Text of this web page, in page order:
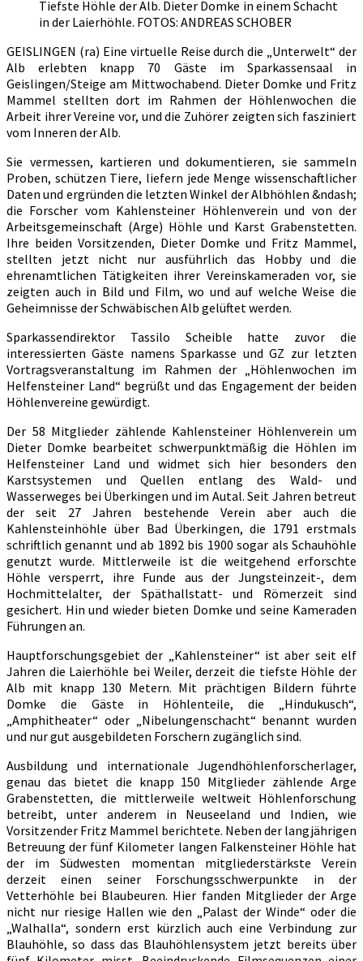
Tiefste Höhle der Alb. Dieter Domke in einem Schacht
in der Laierhöhle. FOTOS: ANDREAS SCHOBER
GEISLINGEN (ra) Eine virtuelle Reise durch die „Unterwelt“ der
Alb erlebten knapp 70 Gäste im Sparkassensaal in
Geislingen/Steige am Mittwochabend. Dieter Domke und Fritz
Mammel stellten dort im Rahmen der Höhlenwochen die
Arbeit ihrer Vereine vor, und die Zuhörer zeigten sich fasziniert
vom Inneren der Alb.
Sie vermessen, kartieren und dokumentieren, sie sammeln
Proben, schützen Tiere, liefern jede Menge wissenschaftlicher
Daten und ergründen die letzten Winkel der Albhöhlen &ndash;
die Forscher vom Kahlensteiner Höhlenverein und von der
Arbeitsgemeinschaft (Arge) Höhle und Karst Grabenstetten.
Ihre beiden Vorsitzenden, Dieter Domke und Fritz Mammel,
stellten jetzt nicht nur ausführlich das Hobby und die
ehrenamtlichen Tätigkeiten ihrer Vereinskameraden vor, sie
zeigten auch in Bild und Film, wo und auf welche Weise die
Geheimnisse der Schwäbischen Alb gelüftet werden.
Sparkassendirektor Tassilo Scheible hatte zuvor die
interessierten Gäste namens Sparkasse und GZ zur letzten
Vortragsveranstaltung im Rahmen der „Höhlenwochen im
Helfensteiner Land“ begrüßt und das Engagement der beiden
Höhlenvereine gewürdigt.
Der 58 Mitglieder zählende Kahlensteiner Höhlenverein um
Dieter Domke bearbeitet schwerpunktmäßig die Höhlen im
Helfensteiner Land und widmet sich hier besonders den
Karstsystemen und Quellen entlang des Wald- und
Wasserweges bei Überkingen und im Autal. Seit Jahren betreut
der seit 27 Jahren bestehende Verein aber auch die
Kahlensteinhöhle über Bad Überkingen, die 1791 erstmals
schriftlich genannt und ab 1892 bis 1900 sogar als Schauhöhle
genutzt wurde. Mittlerweile ist die weitgehend erforschte
Höhle versperrt, ihre Funde aus der Jungsteinzeit-, dem
Hochmittelalter, der Späthallstatt- und Römerzeit sind
gesichert. Hin und wieder bieten Domke und seine Kameraden
Führungen an.
Hauptforschungsgebiet der „Kahlensteiner“ ist aber seit elf
Jahren die Laierhöhle bei Weiler, derzeit die tiefste Höhle der
Alb mit knapp 130 Metern. Mit prächtigen Bildern führte
Domke die Gäste in Höhlenteile, die „Hindukusch“,
„Amphitheater“ oder „Nibelungenschacht“ benannt wurden
und nur gut ausgebildeten Forschern zugänglich sind.
Ausbildung und internationale Jugendhöhlenforscherlager,
genau das bietet die knapp 150 Mitglieder zählende Arge
Grabenstetten, die mittlerweile weltweit Höhlenforschung
betreibt, unter anderem in Neuseeland und Indien, wie
Vorsitzender Fritz Mammel berichtete. Neben der langjährigen
Betreuung der fünf Kilometer langen Falkensteiner Höhle hat
der im Südwesten momentan mitgliederstärkste Verein
derzeit einen seiner Forschungsschwerpunkte in der
Vetterhöhle bei Blaubeuren. Hier fanden Mitglieder der Arge
nicht nur riesige Hallen wie den „Palast der Winde“ oder die
„Walhalla“, sondern erst kürzlich auch eine Verbindung zur
Blauhöhle, so dass das Blauhöhlensystem jetzt bereits über